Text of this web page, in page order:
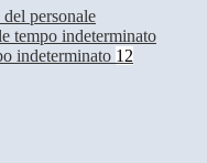
personale
tempo indeterminato
indeterminato 12